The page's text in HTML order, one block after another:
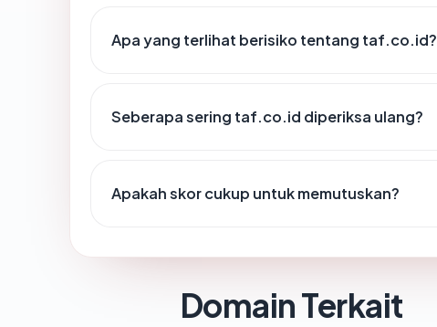
Apa yang terlihat berisiko tentang taf.co.id?
Seberapa sering taf.co.id diperiksa ulang?
Apakah skor cukup untuk memutuskan?
Domain Terkait